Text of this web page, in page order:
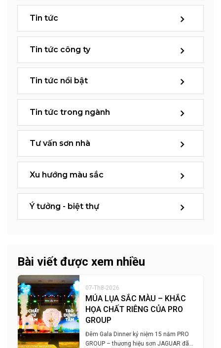
Tin tức
Tin tức công ty
Tin tức nổi bật
Tin tức trong ngành
Tư vấn sơn nhà
Xu hướng màu sắc
Ý tưởng - biệt thự
Bài viết được xem nhiều
07-Th8-2026
MÚA LỤA SẮC MÀU – KHẮC
HỌA CHẤT RIÊNG CỦA PRO
GROUP
Đêm Gala Dinner kỷ niệm 15 năm PRO
GROUP – thương hiệu sơn JAGUAR đã…